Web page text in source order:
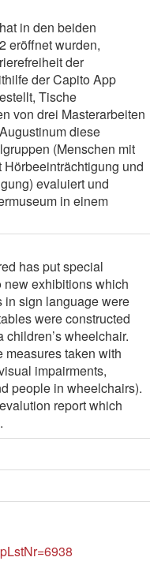
in den beiden
eröffnet wurden,
der
der Capito App
Tische
von drei Masterarbeiten
diese
(Menschen mit
und
evaluiert und
in einem
has put special
exhibitions which
in sign language were
were constructed
wheelchair.
measures taken with
impairments,
people in wheelchairs).
report which